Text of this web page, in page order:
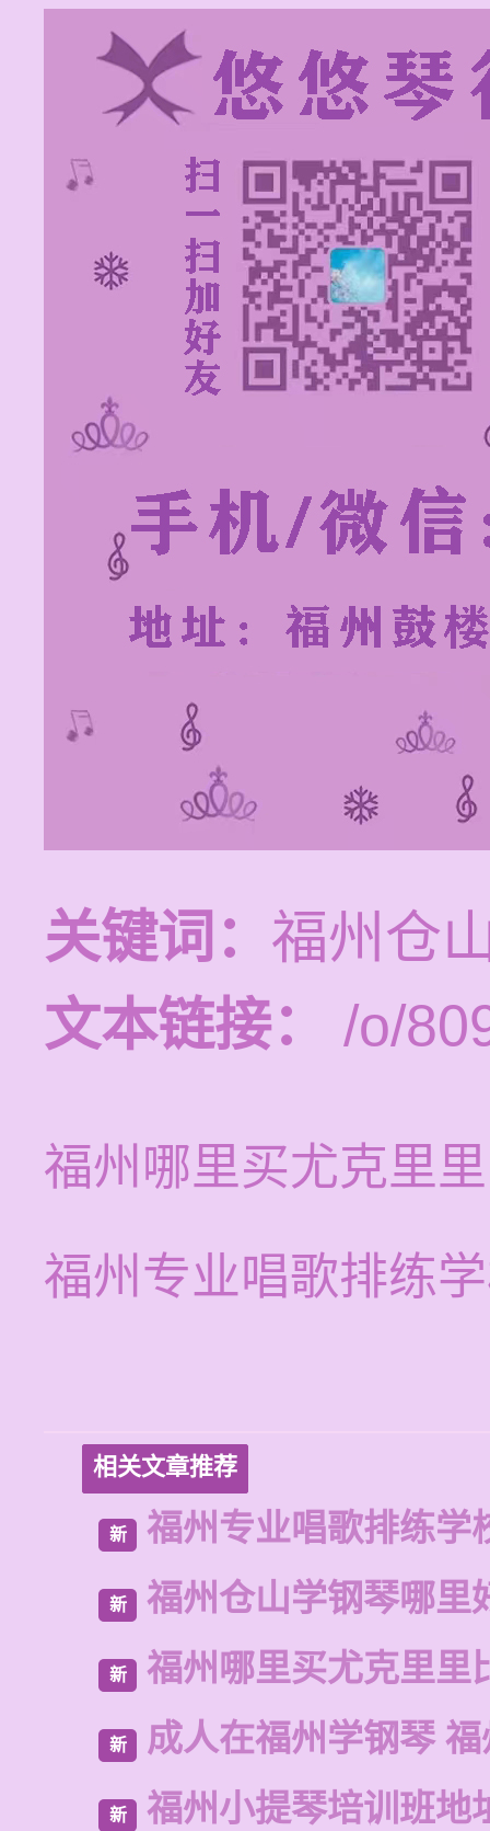
关键词： 福州仓
文本链接：
/o/
福州哪里买尤克里
福州专业唱歌排练
相关文章推荐
新 福州专业唱歌排练学
新 福州仓山学钢琴哪里
新 福州哪里买尤克里里
新 成人在福州学钢琴
新 福州小提琴培训班地